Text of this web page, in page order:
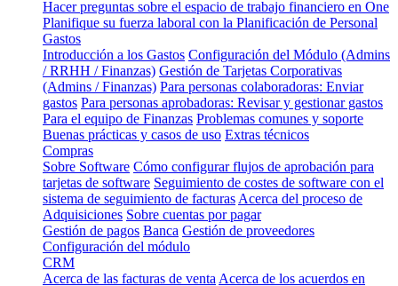
Hacer preguntas sobre el espacio de trabajo financiero en One
Planifique su fuerza laboral con la Planificación de Personal
Gastos
Introducción a los Gastos Configuración del Módulo (Admins
/ RRHH / Finanzas) Gestión de Tarjetas Corporativas
(Admins / Finanzas) Para personas colaboradoras: Enviar
gastos Para personas aprobadoras: Revisar y gestionar gastos
Para el equipo de Finanzas Problemas comunes y soporte
Buenas prácticas y casos de uso Extras técnicos
Compras
Sobre Software Cómo configurar flujos de aprobación para
tarjetas de software Seguimiento de costes de software con el
sistema de seguimiento de facturas Acerca del proceso de
Adquisiciones Sobre cuentas por pagar
Gestión de pagos Banca Gestión de proveedores
Configuración del módulo
CRM
Acerca de las facturas de venta Acerca de los acuerdos en